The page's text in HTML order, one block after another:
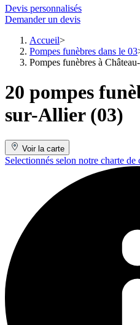
Devis personnalisés
Demander un devis
Accueil
Pompes funèbres dans le 03
Pompes funèbres à
20 pompes
sur-Allier (03)
Voir la carte
Selectionnés selon notre charte de